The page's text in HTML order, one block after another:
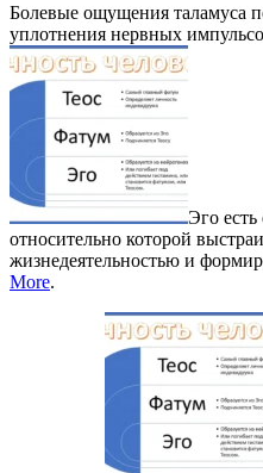
Болевые ощущения таламуса
уплотнения нервных
Эго есть
относительно которой
жизнедеятельностью и
More.